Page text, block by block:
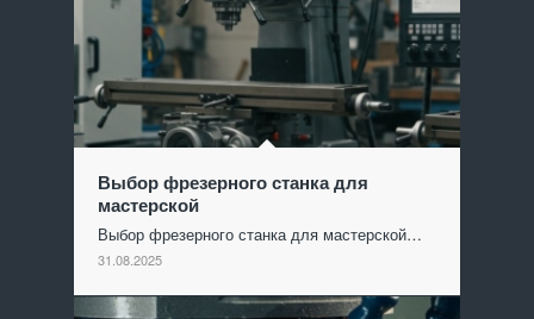
Выбор фрезерного станка для
мастерской
Выбор фрезерного станка для мастерской…
31.08.2025